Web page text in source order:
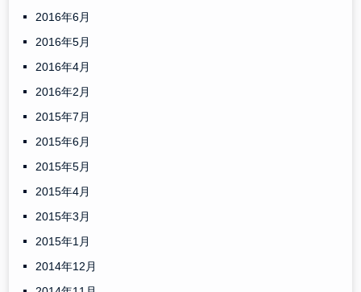
2016年6月
2016年5月
2016年4月
2016年2月
2015年7月
2015年6月
2015年5月
2015年4月
2015年3月
2015年1月
2014年12月